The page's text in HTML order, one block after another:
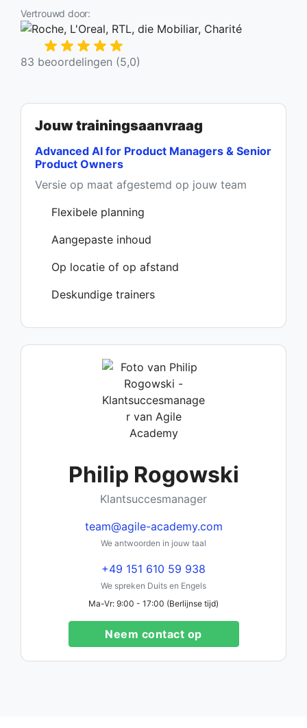
Vertrouwd door:
83 beoordelingen (5,0)
Jouw trainingsaanvraag
Advanced AI for Product Managers & Senior
Product Owners
Versie op maat afgestemd op jouw team
Flexibele planning
Aangepaste inhoud
Op locatie of op afstand
Deskundige trainers
Philip Rogowski
Klantsuccesmanager
team@agile-academy.com
We antwoorden in jouw taal
+49 151 610 59 938
We spreken Duits en Engels
Ma-Vr: 9:00 - 17:00 (Berlijnse tijd)
Neem contact op